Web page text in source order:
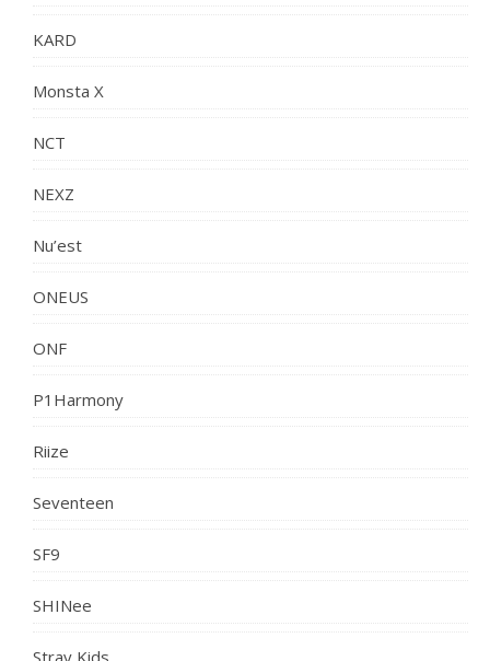
KARD
Monsta X
NCT
NEXZ
Nu’est
ONEUS
ONF
P1Harmony
Riize
Seventeen
SF9
SHINee
Stray Kids